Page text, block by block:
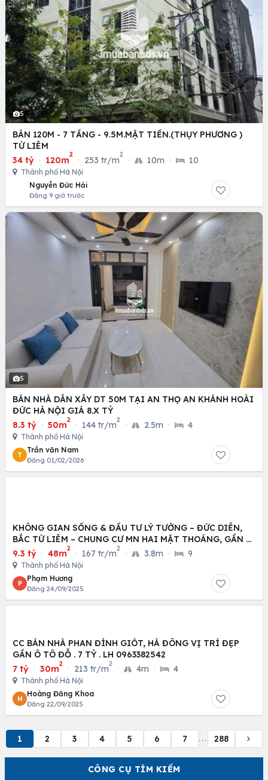
CÔNG CỤ TÌM KIẾM
5
BÁN 120M - 7 TẦNG - 9.5M.MẶT TIỀN.(THỤY PHƯƠNG )
TỪ LIÊM
34 tỷ · 120m
2
· 253 tr/m
2
· 10m · 10
Thành phố Hà Nội
Nguyễn Đức Hải
Đăng 9 giờ trước
5
BÁN NHÀ DÂN XÂY DT 50M TẠI AN THỌ AN KHÁNH HOÀI
ĐỨC HÀ NỘI GIÁ 8.X TỶ
8.3 tỷ · 50m
2
· 144 tr/m
2
· 2.5m · 4
Thành phố Hà Nội
T
Trần văn Nam
Đăng 01/02/2026
KHÔNG GIAN SỐNG & ĐẦU TƯ LÝ TƯỞNG – ĐỨC DIỄN,
BẮC TỪ LIÊM – CHUNG CƯ MN HAI MẶT THOÁNG, GẦN Ô
TÔ
9.3 tỷ · 48m
2
· 167 tr/m
2
· 3.8m · 9
Thành phố Hà Nội
P
Phạm Hương
Đăng 24/09/2025
CC BÁN NHÀ PHAN ĐÌNH GIÓT, HÀ ĐÔNG VỊ TRÍ ĐẸP
GẦN Ô TÔ ĐỖ . 7 TỶ . LH 0963382542
7 tỷ · 30m
2
· 213 tr/m
2
· 4m · 4
Thành phố Hà Nội
H
Hoàng Đăng Khoa
Đăng 22/09/2025
1 2 3 4 5 6 7 ... 288